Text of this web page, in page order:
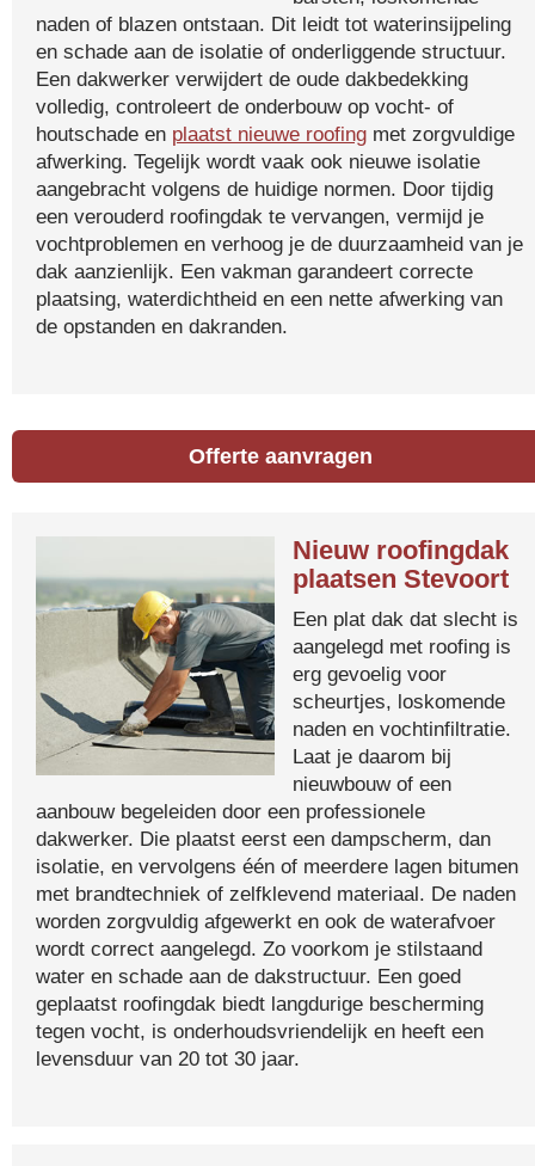
naden of blazen ontstaan. Dit leidt tot waterinsijpeling
en schade aan de isolatie of onderliggende structuur.
Een dakwerker verwijdert de oude dakbedekking
volledig, controleert de onderbouw op vocht- of
houtschade en plaatst nieuwe roofing met zorgvuldige
afwerking. Tegelijk wordt vaak ook nieuwe isolatie
aangebracht volgens de huidige normen. Door tijdig
een verouderd roofingdak te vervangen, vermijd je
vochtproblemen en verhoog je de duurzaamheid van je
dak aanzienlijk. Een vakman garandeert correcte
plaatsing, waterdichtheid en een nette afwerking van
de opstanden en dakranden.
Offerte aanvragen
Nieuw roofingdak
plaatsen Stevoort
Een plat dak dat slecht is
aangelegd met roofing is
erg gevoelig voor
scheurtjes, loskomende
naden en vochtinfiltratie.
Laat je daarom bij
nieuwbouw of een
aanbouw begeleiden door een professionele
dakwerker. Die plaatst eerst een dampscherm, dan
isolatie, en vervolgens één of meerdere lagen bitumen
met brandtechniek of zelfklevend materiaal. De naden
worden zorgvuldig afgewerkt en ook de waterafvoer
wordt correct aangelegd. Zo voorkom je stilstaand
water en schade aan de dakstructuur. Een goed
geplaatst roofingdak biedt langdurige bescherming
tegen vocht, is onderhoudsvriendelijk en heeft een
levensduur van 20 tot 30 jaar.